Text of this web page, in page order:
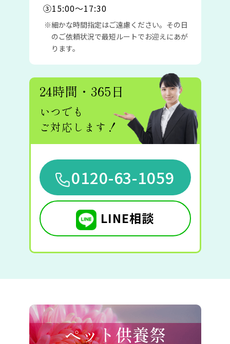
③15:00〜17:30
細かな時間指定はご遠慮ください。その日
のご依頼状況で最短ルートでお迎えにあが
ります。
24時間・365日
いつでも
ご対応します！
0120-63-1059
LINE相談